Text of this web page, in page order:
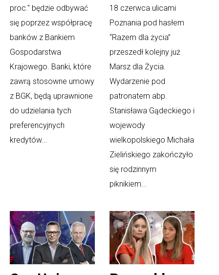
proc." będzie odbywać
się poprzez współpracę
banków z Bankiem
Gospodarstwa
Krajowego. Banki, które
zawrą stosowne umowy
z BGK, będą uprawnione
do udzielania tych
preferencyjnych
kredytów...
18 czerwca ulicami
Poznania pod hasłem
“Razem dla życia”
przeszedł kolejny już
Marsz dla Życia.
Wydarzenie pod
patronatem abp.
Stanisława Gądeckiego i
wojewody
wielkopolskiego Michała
Zielińskiego zakończyło
się rodzinnym
piknikiem...